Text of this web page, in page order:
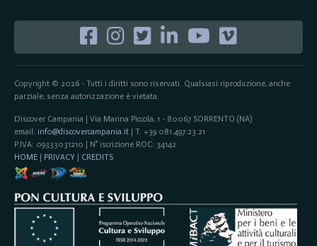
Copyright © 2026 - Tutti i diritti sono riservati. Qualsiasi riproduzione, anche
parziale, senza autorizzazione è vietata.
Discover Campania | Via Marina Piccola, 1 - 80067 SORRENTO (NA)
email: info@discovercampania.it| T. +39 081.497.23.21
P.IVA: 09333031210 | N° iscrizione ROC: 34142
HOME| PRIVACY | CREDITS